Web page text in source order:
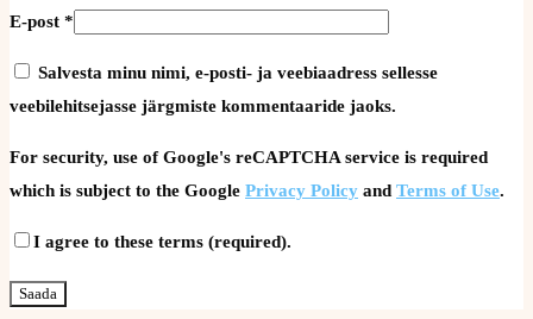
E-post *
Salvesta minu nimi, e-posti- ja veebiaadress sellesse
veebilehitsejasse järgmiste kommentaaride jaoks.
For security, use of Google's reCAPTCHA service is required
which is subject to the Google Privacy Policy and Terms of Use.
I agree to these terms (required).